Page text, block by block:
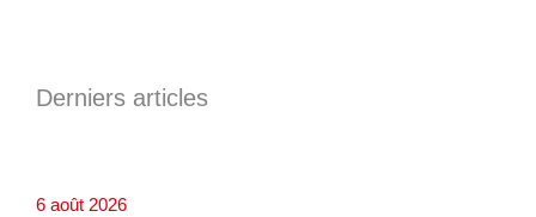
Derniers articles
6 août 2026